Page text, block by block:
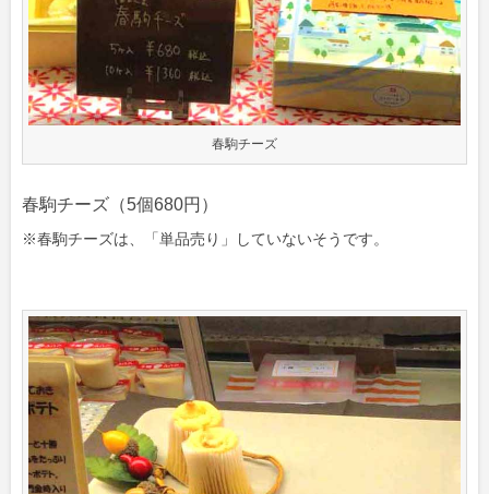
春駒チーズ
春駒チーズ（5個680円）
※春駒チーズは、「単品売り」していないそうです。